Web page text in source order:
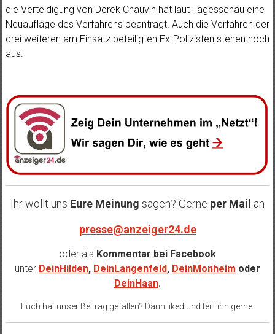
die Verteidigung von Derek Chauvin hat laut Tagesschau eine
Neuauflage des Verfahrens beantragt. Auch die Verfahren der
drei weiteren am Einsatz beteiligten Ex-Polizisten stehen noch
aus.
Ihr wollt uns Eure Meinung sagen? Gerne per Mail an
presse@anzeiger24.de
oder als Kommentar bei Facebook
unter DeinHilden, DeinLangenfeld, DeinMonheim oder
DeinHaan.
Euch hat unser Beitrag gefallen? Dann liked und teilt ihn gerne.